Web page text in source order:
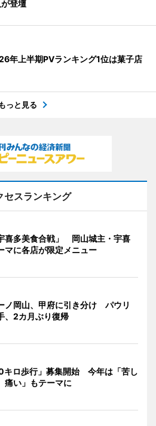
登壇
年上半期PVランキング1位は菓子店
もっと見る
セスランキング
喜多美食合戦」 岡山城主・宇喜
マに各店が限定メニュー
ノ岡山、甲府に引き分け パウリ
、2カ月ぶり復帰
キロ歩行」募集開始 今年は「苦し
痛い」もテーマに